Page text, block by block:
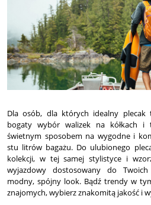
Dla osób, dla których idealny plecak
bogaty wybór walizek na kółkach i
świetnym sposobem na wygodne i
stu litrów bagażu. Do ulubionego
kolekcji, w tej samej stylistyce i
wyjazdowy dostosowany do
modny, spójny look. Bądź trendy w
znajomych, wybierz znakomitą jakość i